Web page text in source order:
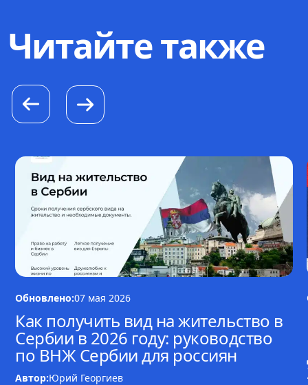
Читайте также
Обновлено:07 мая 2026
Как получить вид на жительство в
Сербии в 2026 году: руководство
по ВНЖ Сербии для россиян
Автор:Юрий Георгиев